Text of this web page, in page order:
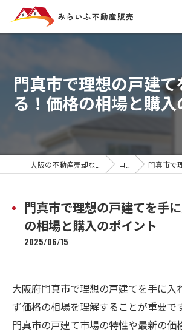
門真市で理想の戸建
る！価格の相場と購入
コラム 門真市で理想の戸建
門真市で理想の戸建てを手
の相場と購入のポイント
2025/06/15
大阪府門真市で理想の戸建てを手に入
ず価格の相場を理解することが重要で
門真市の戸建て市場の特性や最新の価